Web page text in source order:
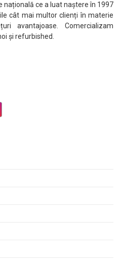
națională ce a luat naștere în 1997
cât mai multor clienți în materie
avantajoase. Comercializam
și refurbished.